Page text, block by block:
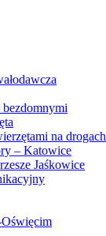
bezdomnymi
na drogach
– Katowice
Jaśkowice